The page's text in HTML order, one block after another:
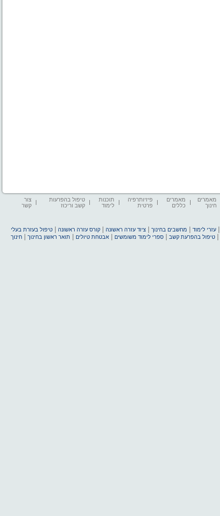
מאמרים
חינוך
מאמרים
כללים
פיזיותרפיה
פרטית
תוכנות
לימוד
טיפול בהפרעות
קשב וריכוז
צור
קשר
עזרי לימוד מחשבים בחינוך |ציוד עזרה ראשונה |קורס עזרה ראשונה |טיפול בעזרת בעלי
|טיפול בהפרעת קשב |ספרי לימוד משומשים |אבטחת טיולים תואר ראשון בחינוך |חינוך